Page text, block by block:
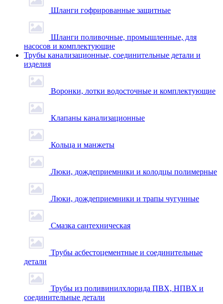
Шланги гофрированные защитные
Шланги поливочные, промышленные, для
насосов и комплектующие
Трубы канализационные, соединительные детали и
изделия
Воронки, лотки водосточные и комплектующие
Клапаны канализационные
Кольца и манжеты
Люки, дождеприемники и колодцы полимерные
Люки, дождеприемники и трапы чугунные
Смазка сантехническая
Трубы асбестоцементные и соединительные
детали
Трубы из поливинилхлорида ПВХ, НПВХ и
соединительные детали